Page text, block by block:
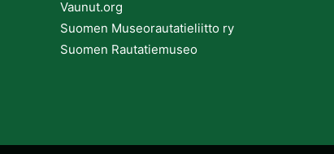
Vaunut.org
Suomen Museorautatieliitto ry
Suomen Rautatiemuseo